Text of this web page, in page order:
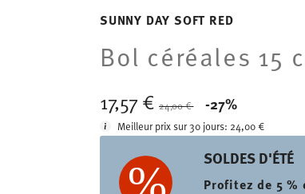
SUNNY DAY SOFT RED
Bol céréales 15
17,57 €24,00 €
-27%
Meilleur prix sur 30 jours: 24,00 €
SOLDES D'ÉTÉ
Profitez de 5 %